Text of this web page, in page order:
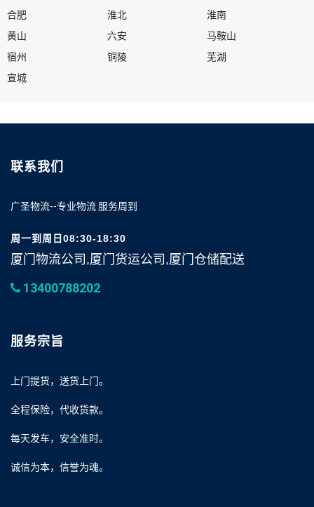
合肥
淮北
淮南
黄山
六安
马鞍山
宿州
铜陵
芜湖
宣城
联系我们
广圣物流--专业物流 服务周到
周一到周日08:30-18:30
厦门物流公司,厦门货运公司,厦门仓储配送
13400788202
服务宗旨
上门提货，送货上门。
全程保险，代收货款。
每天发车，安全准时。
诚信为本，信誉为魂。